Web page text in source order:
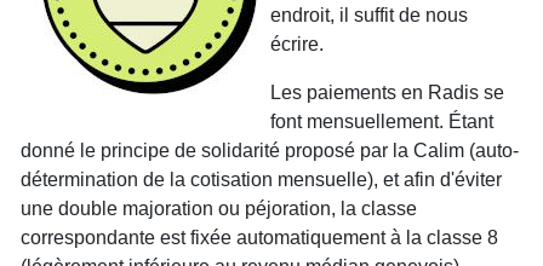
endroit, il suffit de nous
écrire.
Les paiements en Radis se
font mensuellement. Étant
donné le principe de solidarité proposé par la Calim (auto-
détermination de la cotisation mensuelle), et afin d'éviter
une double majoration ou péjoration, la classe
correspondante est fixée automatiquement à la classe 8